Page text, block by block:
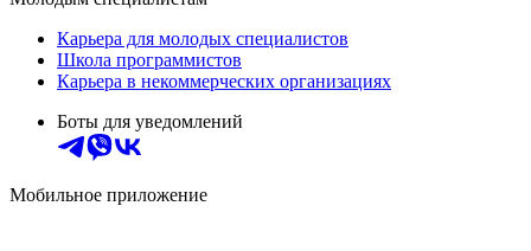
Карьера для молодых специалистов
Школа программистов
Карьера в некоммерческих организациях
Боты для уведомлений
Мобильное приложение